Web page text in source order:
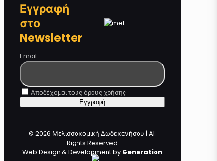
Εγγραφή
στο
Newsletter
Email
Αποδέχομαι τους όρους χρήσης
© 2026 Μελισσοκομική Δωδεκανήσου | All
Rights Reserved
Web Design & Development by Generation